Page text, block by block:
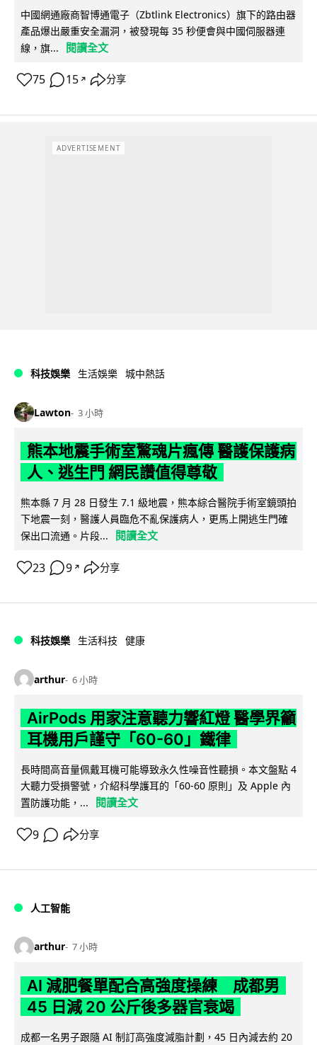
中國網通廠商智博通電子（Zbtlink Electronics）旗下的路由器
產品爆出嚴重安全漏洞，被發現每 35 秒便會與中國伺服器連
線，旗...
閱讀全文
75 15 ↗ 分享
ADVERTISEMENT
科技娛樂 生活娛樂 城中熱話
Lawton 3 小時
熊本地震手術室驚魂片瘋傳 醫護保護病
人、逃生門 網民讚值得尊敬
熊本縣 7 月 28 日發生 7.1 級地震，熊本綜合醫院手術室鏡頭拍
下地震一刻，醫護人員臨危不亂保護病人，更馬上開逃生門確
保出口流通。片段...
閱讀全文
23 9 ↗ 分享
科技娛樂 生活科技 健康
arthur 6 小時
AirPods 用家注意聽力響紅燈 醫學界籲
耳機用戶謹守「60-60」鐵律
長時間高音量佩戴耳機可能導致永久性噪音性聽損。本文盤點 4
大聽力受損警號，介紹科學護耳的「60-60 原則」及 Apple 內
置防護功能，...
閱讀全文
9 分享
人工智能
arthur 7 小時
AI 減肥餐單配合高強度操練 成都男
45 日減 20 公斤後多器官衰竭
成都一名男子跟隨 AI 制訂高強度減脂計劃，45 日內減去約 20